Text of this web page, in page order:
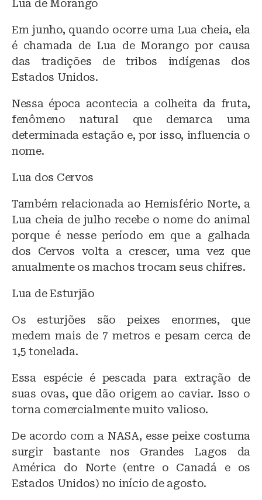
Lua de Morango
Em junho, quando ocorre uma Lua cheia, ela
é chamada de Lua de Morango por causa
das tradições de tribos indígenas dos
Estados Unidos.
Nessa época acontecia a colheita da fruta,
fenômeno natural que demarca uma
determinada estação e, por isso, influencia o
nome.
Lua dos Cervos
Também relacionada ao Hemisfério Norte, a
Lua cheia de julho recebe o nome do animal
porque é nesse período em que a galhada
dos Cervos volta a crescer, uma vez que
anualmente os machos trocam seus chifres.
Lua de Esturjão
Os esturjões são peixes enormes, que
medem mais de 7 metros e pesam cerca de
1,5 tonelada.
Essa espécie é pescada para extração de
suas ovas, que dão origem ao caviar. Isso o
torna comercialmente muito valioso.
De acordo com a NASA, esse peixe costuma
surgir bastante nos Grandes Lagos da
América do Norte (entre o Canadá e os
Estados Unidos) no início de agosto.